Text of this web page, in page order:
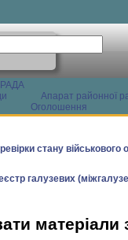
Апарат районної
Оголошення
стану військового
галузевих